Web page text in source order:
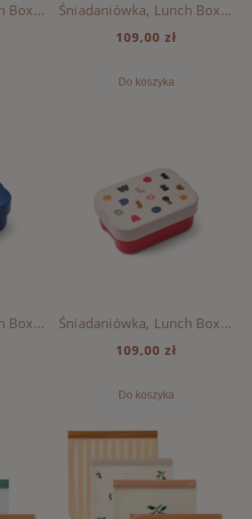
Śniadaniówka, Lunch Box Arthur Liewood - ARCTIC SEA / OCEAN VIEW Śniadaniówka, Lunch Box Kamil Liewood - BERRY / PALE TUSCANY
109,00 zł
Do koszyka
Śniadaniówka, Lunch Box Kamil Liewood - UNIVERSE / CLASSIC NAVY Śniadaniówka, Lunch Box Kamil Liewood - CHARACTERS / SANDY
109,00 zł
Do koszyka